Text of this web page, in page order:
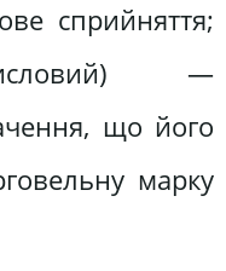
сприйняття;
—
що його
марку